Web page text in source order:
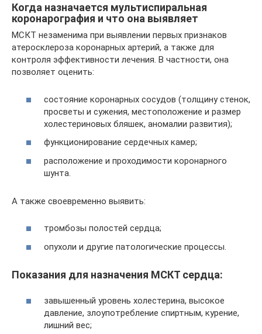
Когда назначается мультиспиральная
коронарография и что она выявляет
МСКТ незаменима при выявлении первых признаков
атеросклероза коронарных артерий, а также для
контроля эффективности лечения. В частности, она
позволяет оценить:
состояние коронарных сосудов (толщину стенок,
просветы и сужения, местоположение и размер
холестериновых бляшек, аномалии развития);
функционирование сердечных камер;
расположение и проходимости коронарного
шунта.
А также своевременно выявить:
тромбозы полостей сердца;
опухоли и другие патологические процессы.
Показания для назначения МСКТ сердца:
завышенный уровень холестерина, высокое
давление, злоупотребление спиртным, курение,
лишний вес;